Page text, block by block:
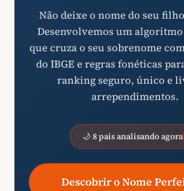
Não deixe o nome do seu
Desenvolvemos um
que cruza o seu sobrenome
do IBGE e regras fonéticas
ranking seguro, único e
arrependimentos.
🌙 8 pais analisando agora
Descobrir o Nome